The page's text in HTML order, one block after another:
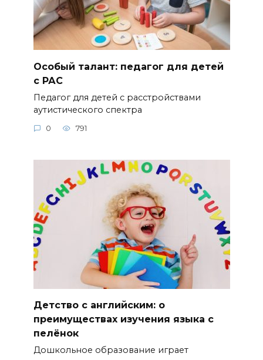
Особый талант: педагог для детей
с РАС
Педагог для детей с расстройствами
аутистического спектра
0 791
Детство с английским: о
преимуществах изучения языка с
пелёнок
Дошкольное образование играет